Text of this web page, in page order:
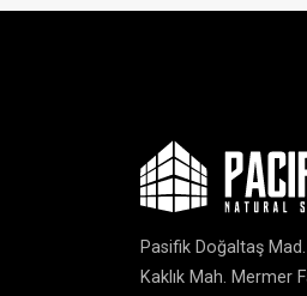
Pasifik Doğaltaş
Kaklık Mah. Mermer